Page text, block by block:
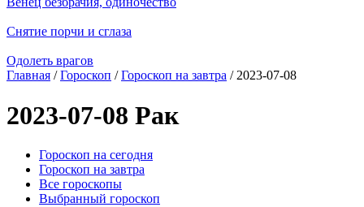
Снятие порчи и сглаза
Одолеть врагов
Главная /Гороскоп /Гороскоп на завтра / 2023-07-08
2023-07-08 Рак
Гороскоп на сегодня
Гороскоп на завтра
Все гороскопы
Выбранный гороскоп